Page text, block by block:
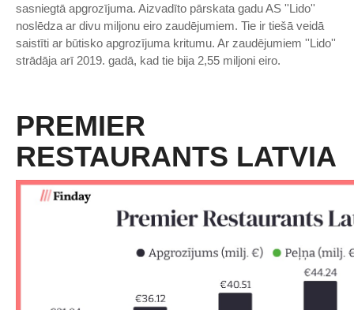
sasniegtā apgrozījuma. Aizvadīto pārskata gadu AS ''Lido''
noslēdza ar divu miljonu eiro zaudējumiem. Tie ir tiešā veidā
saistīti ar būtisko apgrozījuma kritumu. Ar zaudējumiem ''Lido''
strādāja arī 2019. gadā, kad tie bija 2,55 miljoni eiro.
PREMIER
RESTAURANTS LATVIA